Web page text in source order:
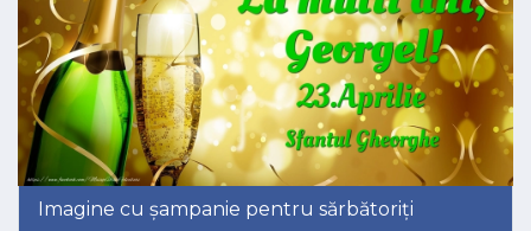
Imagine cu șampanie pentru sărbătoriți